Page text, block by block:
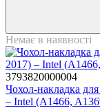
Немає в наявності
3793820000004
Чохол-накладка
– Intel (A1466,